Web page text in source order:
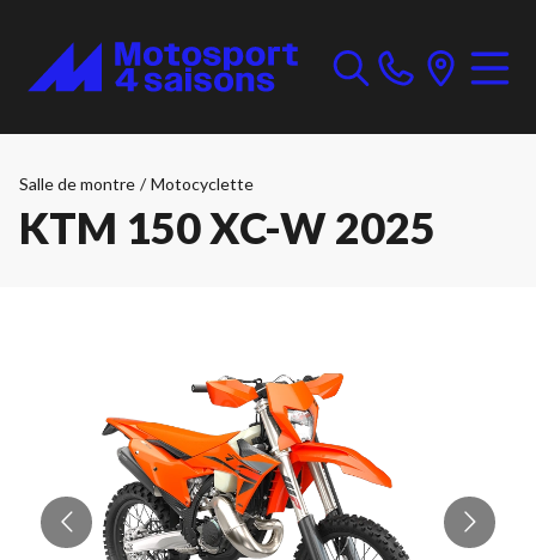
Salle de montre / Motocyclette
KTM 150 XC-W 2025